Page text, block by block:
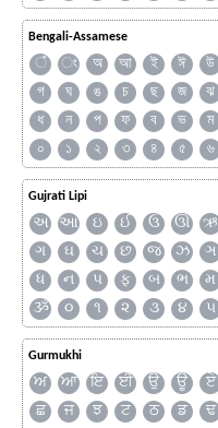
Bengali-Assamese
ঁ ং অ আ ই ঈ উ
গ
ঘ ঙ চ ছ জ ঝ
ধ
ন প ফ ব ভ ম
০
১ ২ ৩ ৪ ৫ ৬
Gujrati Lipi
અ આ ઇ ઈ ઉ ઊ ઋ
ગ
ઘ ચ છ જ ઝ ઞ
ધ
ન પ ફ બ ભ મ
ૐ
૦ ૧ ૨ ૩ ૪ ૫
Gurmukhi
ਅ ਆ ਇ ਈ ਉ ਊ ਏ
ਛ
ਜ ਝ ਟ ਠ ਡ ਢ